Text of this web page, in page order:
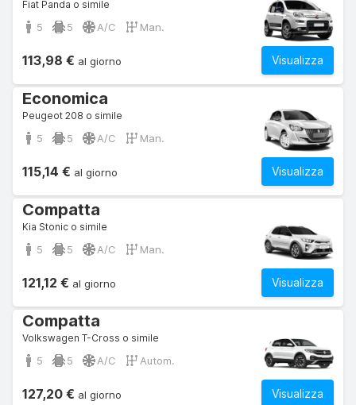
Fiat Panda o simile
5 5 A/C Man.
Visualizza
113,98 € al giorno
Economica
Peugeot 208 o simile
5 5 A/C Man.
Visualizza
115,14 € al giorno
Compatta
Kia Stonic o simile
5 5 A/C Man.
Visualizza
121,12 € al giorno
Compatta
Volkswagen T-Cross o simile
5 5 A/C Autom.
Visualizza
127,20 € al giorno